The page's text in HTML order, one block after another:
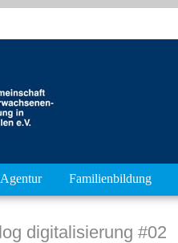
Familienbildung
digitalisierung #02